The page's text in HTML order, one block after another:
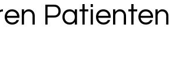
Patienten